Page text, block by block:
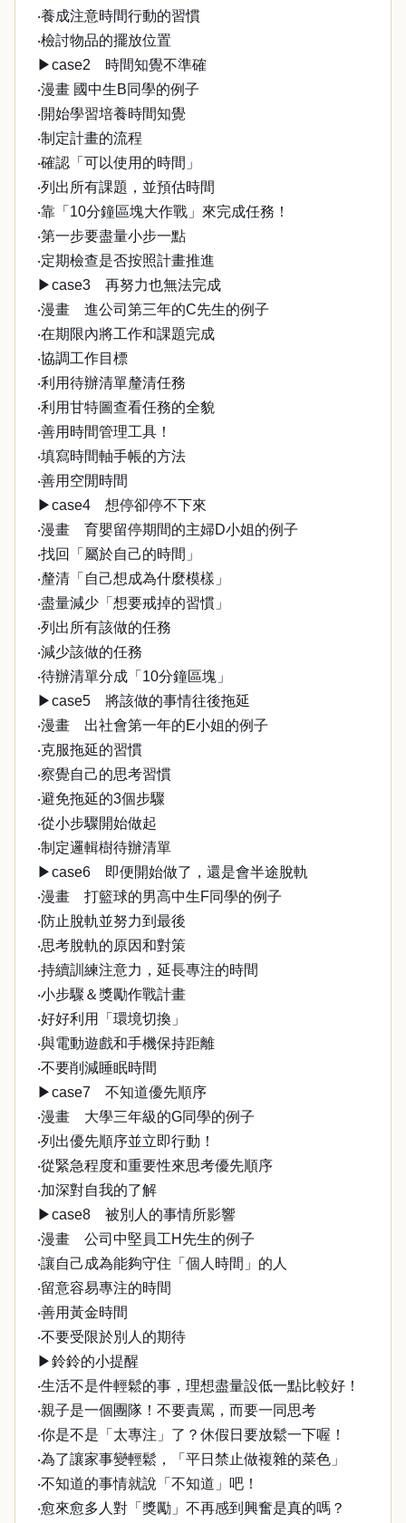
‧養成注意時間行動的習慣
‧檢討物品的擺放位置
▶case2 時間知覺不準確
‧漫畫 國中生B同學的例子
‧開始學習培養時間知覺
‧制定計畫的流程
‧確認「可以使用的時間」
‧列出所有課題，並預估時間
‧靠「10分鐘區塊大作戰」來完成任務！
‧第一步要盡量小步一點
‧定期檢查是否按照計畫推進
▶case3 再努力也無法完成
‧漫畫 進公司第三年的C先生的例子
‧在期限內將工作和課題完成
‧協調工作目標
‧利用待辦清單釐清任務
‧利用甘特圖查看任務的全貌
‧善用時間管理工具！
‧填寫時間軸手帳的方法
‧善用空閒時間
▶case4 想停卻停不下來
‧漫畫 育嬰留停期間的主婦D小姐的例子
‧找回「屬於自己的時間」
‧釐清「自己想成為什麼模樣」
‧盡量減少「想要戒掉的習慣」
‧列出所有該做的任務
‧減少該做的任務
‧待辦清單分成「10分鐘區塊」
▶case5 將該做的事情往後拖延
‧漫畫 出社會第一年的E小姐的例子
‧克服拖延的習慣
‧察覺自己的思考習慣
‧避免拖延的3個步驟
‧從小步驟開始做起
‧制定邏輯樹待辦清單
▶case6 即便開始做了，還是會半途脫軌
‧漫畫 打籃球的男高中生F同學的例子
‧防止脫軌並努力到最後
‧思考脫軌的原因和對策
‧持續訓練注意力，延長專注的時間
‧小步驟＆獎勵作戰計畫
‧好好利用「環境切換」
‧與電動遊戲和手機保持距離
‧不要削減睡眠時間
▶case7 不知道優先順序
‧漫畫 大學三年級的G同學的例子
‧列出優先順序並立即行動！
‧從緊急程度和重要性來思考優先順序
‧加深對自我的了解
▶case8 被別人的事情所影響
‧漫畫 公司中堅員工H先生的例子
‧讓自己成為能夠守住「個人時間」的人
‧留意容易專注的時間
‧善用黃金時間
‧不要受限於別人的期待
▶鈴鈴的小提醒
‧生活不是件輕鬆的事，理想盡量設低一點比較好！
‧親子是一個團隊！不要責罵，而要一同思考
‧你是不是「太專注」了？休假日要放鬆一下喔！
‧為了讓家事變輕鬆，「平日禁止做複雜的菜色」
‧不知道的事情就說「不知道」吧！
‧愈來愈多人對「獎勵」不再感到興奮是真的嗎？